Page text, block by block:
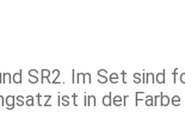
SR2. Im Set sind
ist in der